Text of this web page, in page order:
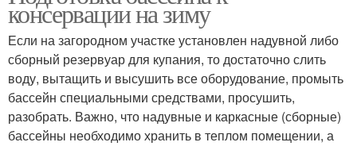
консервации на зиму
Если на загородном участке установлен надувной либо
сборный резервуар для купания, то достаточно слить
воду, вытащить и высушить все оборудование, промыть
бассейн специальными средствами, просушить,
разобрать. Важно, что надувные и каркасные (сборные)
бассейны необходимо хранить в теплом помещении, а